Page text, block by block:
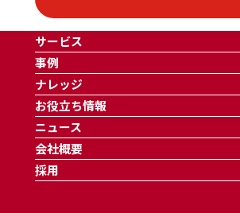
サービス
事例
ナレッジ
お役立ち情報
ニュース
会社概要
採用